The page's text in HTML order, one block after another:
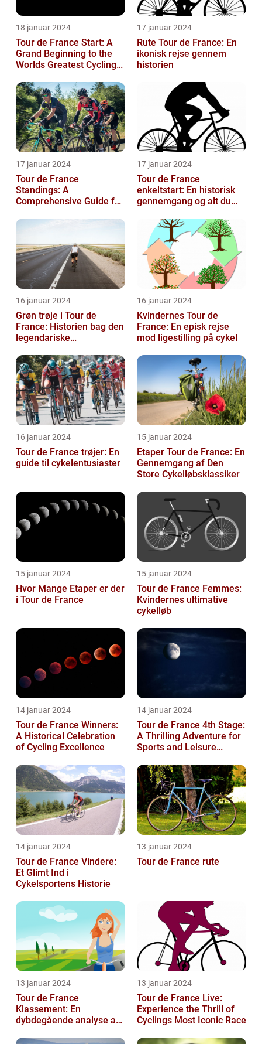
18 januar 2024
Tour de France Start: A
Grand Beginning to the
Worlds Greatest Cycling
17 januar 2024
Rute Tour de France: En
ikonisk rejse gennem
historien
17 januar 2024
Tour de France
Standings: A
Comprehensive Guide for
Enthusiasts
17 januar 2024
Tour de France
enkeltstart: En historisk
gennemgang og alt du
16 januar 2024
Grøn trøje i Tour de
France: Historien bag den
legendariske
16 januar 2024
Kvindernes Tour de
France: En episk rejse
mod ligestilling på cykel
16 januar 2024
Tour de France trøjer: En
guide til cykelentusiaster
15 januar 2024
Etaper Tour de France: En
Gennemgang af Den
Store Cykelløbsklassiker
15 januar 2024
Hvor Mange Etaper er der
i Tour de France
15 januar 2024
Tour de France Femmes:
Kvindernes ultimative
cykelløb
14 januar 2024
Tour de France Winners:
A Historical Celebration
of Cycling Excellence
14 januar 2024
Tour de France 4th Stage:
A Thrilling Adventure for
Sports and Leisure
14 januar 2024
Tour de France Vindere:
Et Glimt Ind i
Cykelsportens Historie
13 januar 2024
Tour de France rute
13 januar 2024
Tour de France
Klassement: En
dybdegående analyse af
13 januar 2024
Tour de France Live:
Experience the Thrill of
Cyclings Most Iconic Race